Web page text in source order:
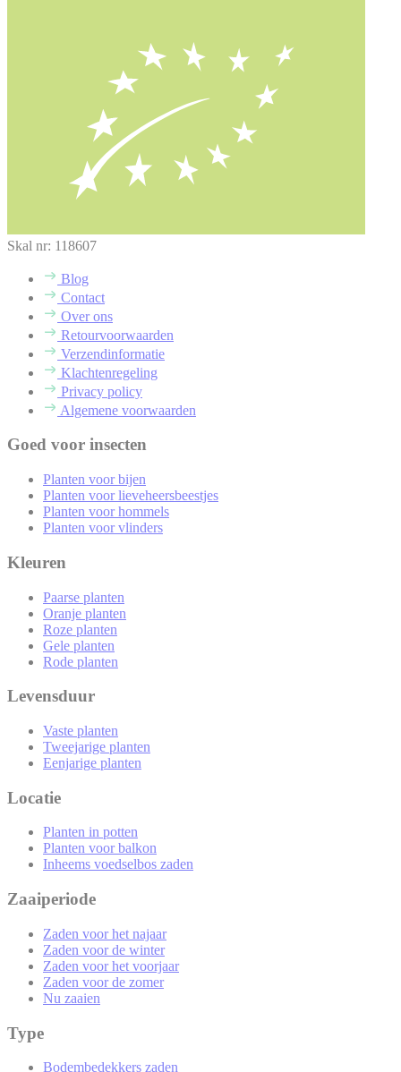
Skal nr: 118607
Blog
Contact
Over ons
Retourvoorwaarden
Verzendinformatie
Klachtenregeling
Privacy policy
Algemene voorwaarden
Goed voor insecten
Planten voor bijen
Planten voor lieveheersbeestjes
Planten voor hommels
Planten voor vlinders
Kleuren
Paarse planten
Oranje planten
Roze planten
Gele planten
Rode planten
Levensduur
Vaste planten
Tweejarige planten
Eenjarige planten
Locatie
Planten in potten
Planten voor balkon
Inheems voedselbos zaden
Zaaiperiode
Zaden voor het najaar
Zaden voor de winter
Zaden voor het voorjaar
Zaden voor de zomer
Nu zaaien
Type
Bodembedekkers zaden